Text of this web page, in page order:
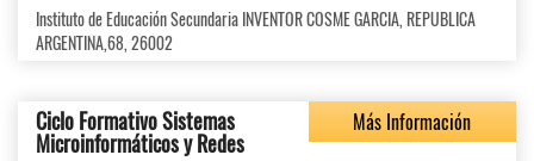
Instituto de Educación Secundaria INVENTOR COSME GARCIA, REPUBLICA
ARGENTINA,68, 26002
Ciclo Formativo Sistemas
Microinformáticos y Redes
Más Información